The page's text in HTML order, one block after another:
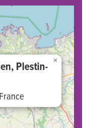
Plestin-
×